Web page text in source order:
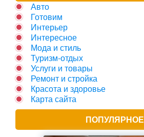
Авто
Готовим
Интерьер
Интересное
Мода и стиль
Туризм-отдых
Услуги и товары
Ремонт и стройка
Красота и здоровье
Карта сайта
ПОПУЛЯРНОЕ